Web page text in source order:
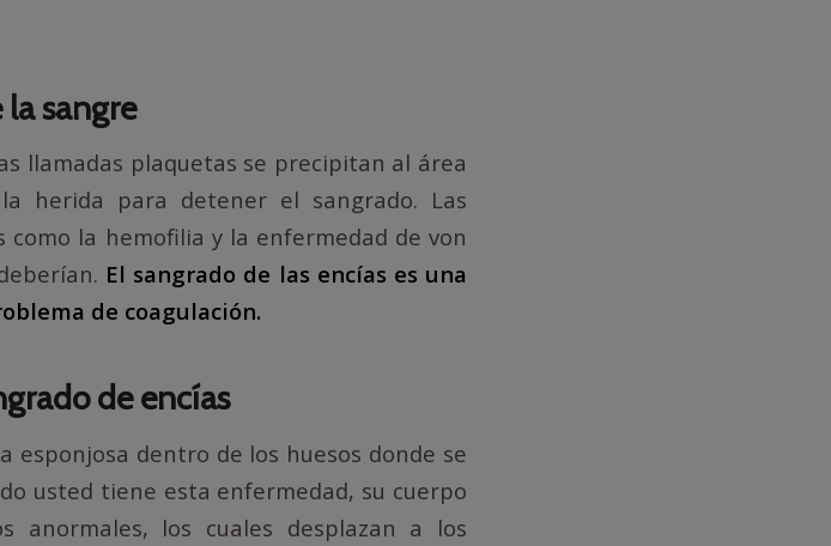
sangre
llamadas plaquetas se precipitan al área
herida para detener el sangrado. Las
la hemofilia y la enfermedad de von
El sangrado de las encías es una
de coagulación.
de encías
esponjosa dentro de los huesos donde se
usted tiene esta enfermedad, su cuerpo
anormales, los cuales desplazan a los